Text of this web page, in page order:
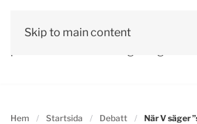
Skip to main content
Vår
Debatt
OmLäs våra
Hem Startsida Debatt
När V säger